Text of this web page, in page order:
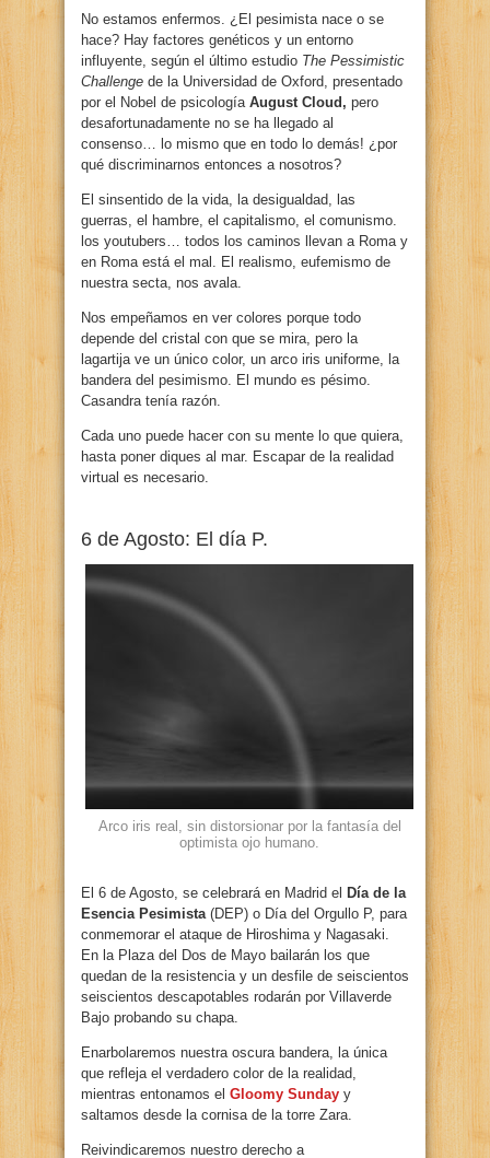
No estamos enfermos. ¿El pesimista nace o se
hace? Hay factores genéticos y un entorno
influyente, según el último estudio The Pessimistic
Challenge de la Universidad de Oxford, presentado
por el Nobel de psicología August Cloud, pero
desafortunadamente no se ha llegado al
consenso… lo mismo que en todo lo demás! ¿por
qué discriminarnos entonces a nosotros?
El sinsentido de la vida, la desigualdad, las
guerras, el hambre, el capitalismo, el comunismo.
los youtubers… todos los caminos llevan a Roma y
en Roma está el mal. El realismo, eufemismo de
nuestra secta, nos avala.
Nos empeñamos en ver colores porque todo
depende del cristal con que se mira, pero la
lagartija ve un único color, un arco iris uniforme, la
bandera del pesimismo. El mundo es pésimo.
Casandra tenía razón.
Cada uno puede hacer con su mente lo que quiera,
hasta poner diques al mar. Escapar de la realidad
virtual es necesario.
6 de Agosto: El día P.
Arco iris real, sin distorsionar por la fantasía del
optimista ojo humano.
El 6 de Agosto, se celebrará en Madrid el Día de la
Esencia Pesimista (DEP) o Día del Orgullo P, para
conmemorar el ataque de Hiroshima y Nagasaki.
En la Plaza del Dos de Mayo bailarán los que
quedan de la resistencia y un desfile de seiscientos
seiscientos descapotables rodarán por Villaverde
Bajo probando su chapa.
Enarbolaremos nuestra oscura bandera, la única
que refleja el verdadero color de la realidad,
mientras entonamos el Gloomy Sunday y
saltamos desde la cornisa de la torre Zara.
Reivindicaremos nuestro derecho a